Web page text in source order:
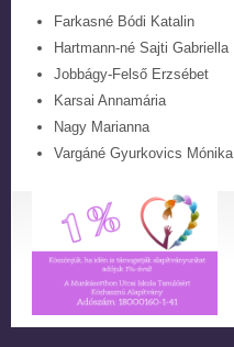
Farkasné Bódi Katalin
Hartmann-né Sajti Gabriella
Jobbágy-Felső Erzsébet
Karsai Annamária
Nagy Marianna
Vargáné Gyurkovics Mónika